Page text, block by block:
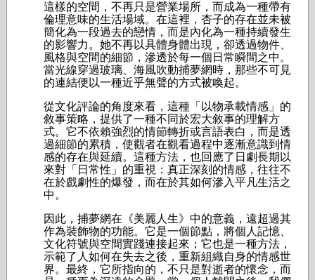
這樣的空間，不再只是營業場所，而成為一種帶有
倫理意味的生活場域。在這裡，杏子的存在並未被
簡化為一段過去的戀情，而是內化為一種持續發生
的影響力。她不再以具體身體出現，卻透過物件、
風格與空間的細節，滲透於每一個日常瞬間之中。
當光線穿過玻璃、海風吹動捕夢網時，那些不可見
的連結便以一種近乎無聲的方式被喚起。
從文化評論的角度來看，這種「以物承載情感」的
敘事策略，提供了一種不同於宏大敘事的理解方
式。它不依賴強烈的情節轉折或言語表白，而是透
過細節的累積，使觀者在觀看過程中逐漸意識到情
感的存在與延續。這種方法，也回應了日劇長期以
來對「日常性」的重視：真正深刻的情感，往往不
在於戲劇性的爆發，而在於其如何滲入平凡生活之
中。
因此，捕夢網在《美麗人生》中的意義，遠超過其
作為裝飾物的功能。它是一個節點，將個人記憶、
文化符號與空間實踐連接起來；它也是一種方法，
示範了人如何在失去之後，重新組織自身的情感世
界。最終，它所指向的，不只是對逝者的懷念，而